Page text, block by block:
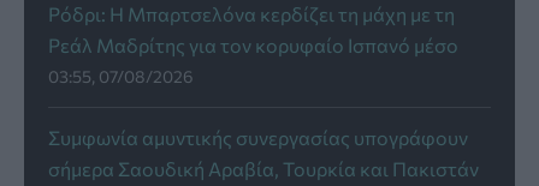
Ρόδρι: Η Μπαρτσελόνα κερδίζει τη μάχη με τη
Ρεάλ Μαδρίτης για τον κορυφαίο Ισπανό μέσο
03:55, 07/08/2026
Συμφωνία αμυντικής συνεργασίας υπογράφουν
σήμερα Σαουδική Αραβία, Τουρκία και Πακιστάν